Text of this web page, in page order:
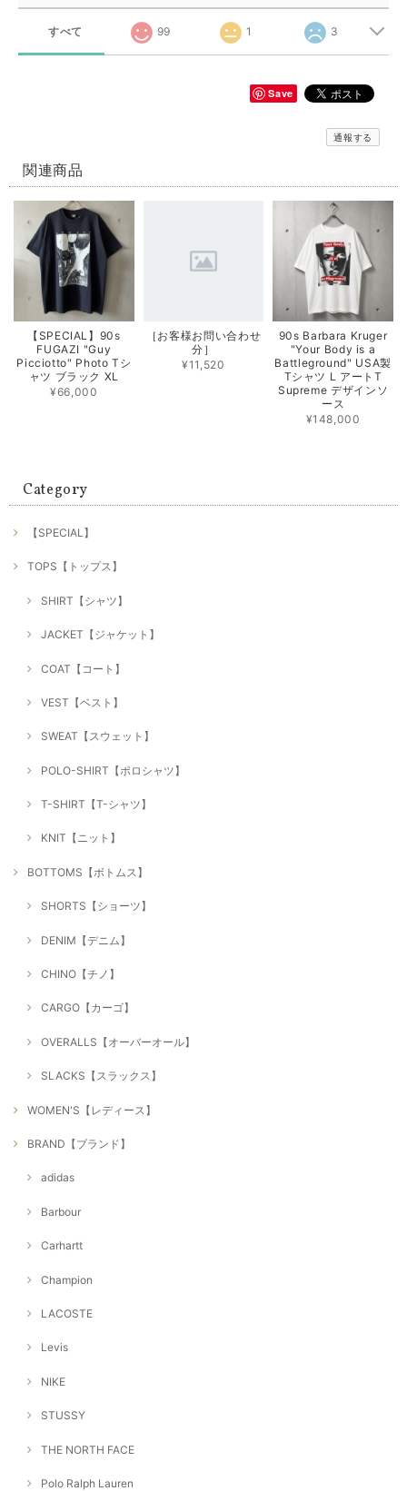
すべて 99 1 3
Save
通報する
関連商品
【SPECIAL】90s
FUGAZI "Guy
Picciotto" Photo Tシ
ャツ ブラック XL
¥66,000
［お客様お問い合わせ
分］
¥11,520
90s Barbara Kruger
"Your Body is a
Battleground" USA製
Tシャツ L アートT
Supreme デザインソ
ース
¥148,000
Category
【SPECIAL】
TOPS【トップス】
SHIRT【シャツ】
JACKET【ジャケット】
COAT【コート】
VEST【ベスト】
SWEAT【スウェット】
POLO-SHIRT【ポロシャツ】
T-SHIRT【T-シャツ】
KNIT【ニット】
BOTTOMS【ボトムス】
SHORTS【ショーツ】
DENIM【デニム】
CHINO【チノ】
CARGO【カーゴ】
OVERALLS【オーバーオール】
SLACKS【スラックス】
WOMEN'S【レディース】
BRAND【ブランド】
adidas
Barbour
Carhartt
Champion
LACOSTE
Levis
NIKE
STUSSY
THE NORTH FACE
Polo Ralph Lauren